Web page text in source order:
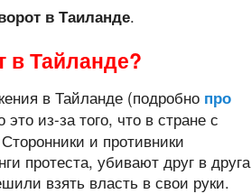
в Таиланде.
в Тайланде?
в Тайланде (подробно про
из-за того, что в стране с
и противники
протеста, убивают друг в друга
взять власть в свои руки.